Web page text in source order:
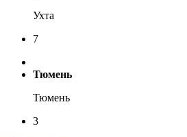
Ухта
7
Тюмень
Тюмень
3